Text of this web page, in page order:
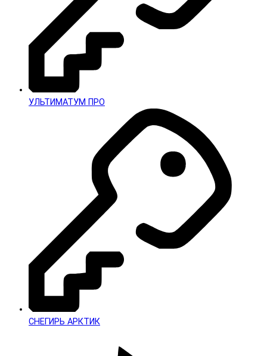
УЛЬТИМАТУМ ПРО
СНЕГИРЬ АРКТИК